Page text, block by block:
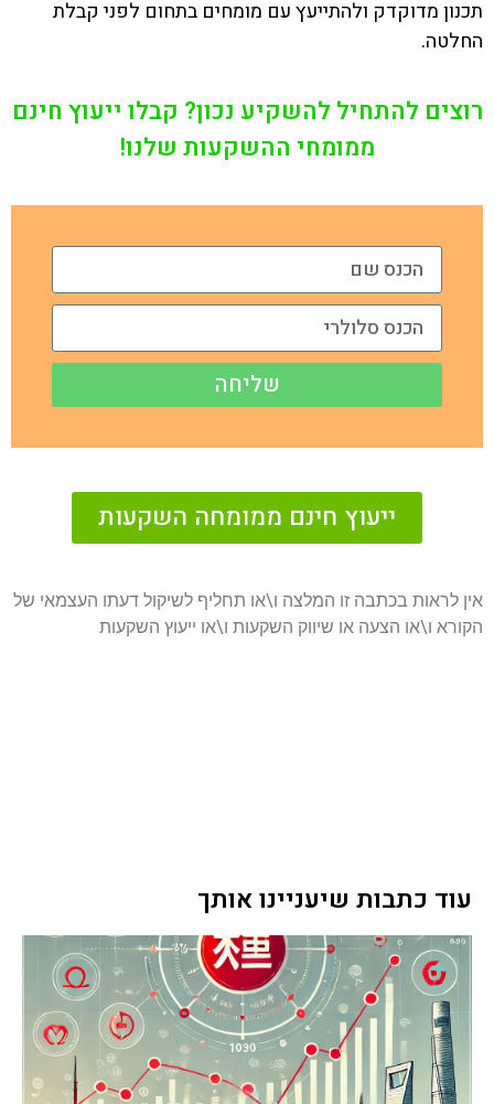
תכנון מדוקדק ולהתייעץ עם מומחים בתחום לפני קבלת
החלטה.
רוצים להתחיל להשקיע נכון? קבלו ייעוץ חינם
ממומחי ההשקעות שלנו!
שליחה
ייעוץ חינם ממומחה השקעות
אין לראות בכתבה זו המלצה ו\או תחליף לשיקול דעתו העצמאי של
הקורא ו\או הצעה או שיווק השקעות ו\או ייעוץ השקעות
עוד כתבות שיעניינו אותך